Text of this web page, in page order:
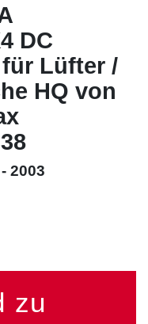
DC
Lüfter /
HQ von
2003
zu